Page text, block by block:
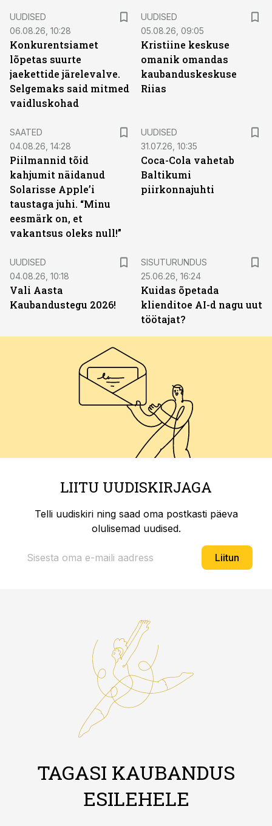
UUDISED
06.08.26, 10:28
Konkurentsiamet
lõpetas suurte
jaekettide järelevalve.
Selgemaks said mitmed
vaidluskohad
UUDISED
05.08.26, 09:05
Kristiine keskuse
omanik omandas
kaubanduskeskuse
Riias
SAATED
04.08.26, 14:28
Piilmannid tõid
kahjumit näidanud
Solarisse Apple’i
taustaga juhi. “Minu
eesmärk on, et
vakantsus oleks null!”
UUDISED
31.07.26, 10:35
Coca-Cola vahetab
Baltikumi
piirkonnajuhti
UUDISED
04.08.26, 10:18
Vali Aasta
Kaubandustegu 2026!
SISUTURUNDUS
25.06.26, 16:24
Kuidas õpetada
klienditoe AI-d nagu uut
töötajat?
LIITU UUDISKIRJAGA
Telli uudiskiri ning saad oma postkasti päeva
olulisemad uudised.
Liitun
TAGASI KAUBANDUS
ESILEHELE